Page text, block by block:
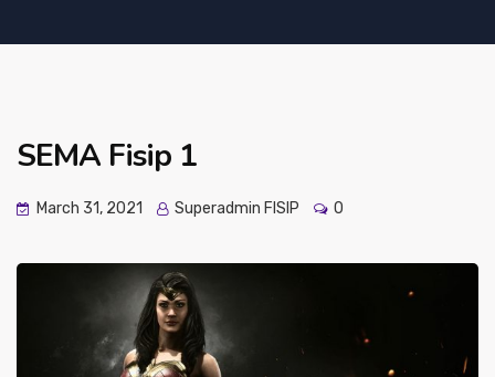
SEMA Fisip 1
March 31, 2021 Superadmin FISIP 0